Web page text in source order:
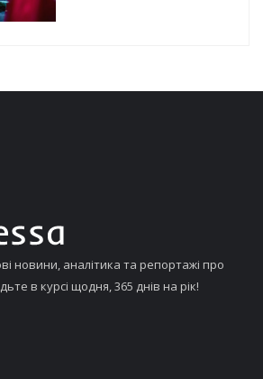
новини, аналітика та репортажі про
в курсі щодня, 365 днів на рік!